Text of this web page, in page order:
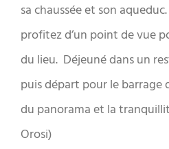
sa chaussée et son
profitez d’un point de vue
du lieu. Déjeuné dans un
puis départ pour le barrage
du panorama et la
Orosi)